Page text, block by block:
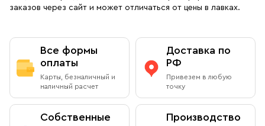
заказов через сайт и может отличаться от цены в лавках.
Все формы
оплаты
Карты, безналичный и
наличный расчет
Доставка по
РФ
Привезем в любую
точку
Собственные
Производство